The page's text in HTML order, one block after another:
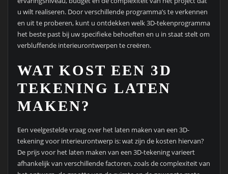
u wilt realiseren. Door verschillende programma’s te verkennen
en uit te proberen, kunt u ontdekken welk 3D-tekenprogramma
het beste past bij uw specifieke behoeften en u in staat stelt om
verbluffende interieurontwerpen te creëren.
WAT KOST EEN 3D
TEKENING LATEN
MAKEN?
Een veelgestelde vraag over het laten maken van een 3D-
tekening voor interieurontwerp is: wat zijn de kosten hiervan?
De prijs voor het laten maken van een 3D-tekening varieert
afhankelijk van verschillende factoren, zoals de complexiteit van